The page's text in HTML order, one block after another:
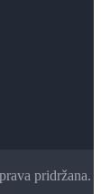
pridržana.